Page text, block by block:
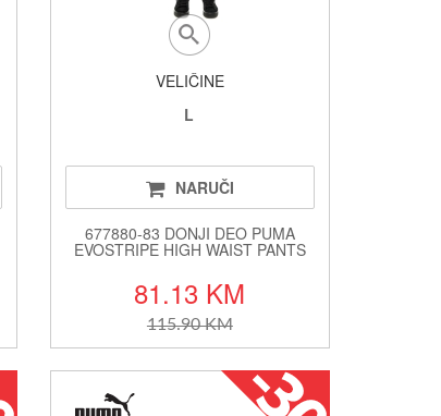
VELIČINE
L
NARUČI
677880-83 DONJI DEO PUMA
EVOSTRIPE HIGH WAIST PANTS
81.13 KM
115.90 KM